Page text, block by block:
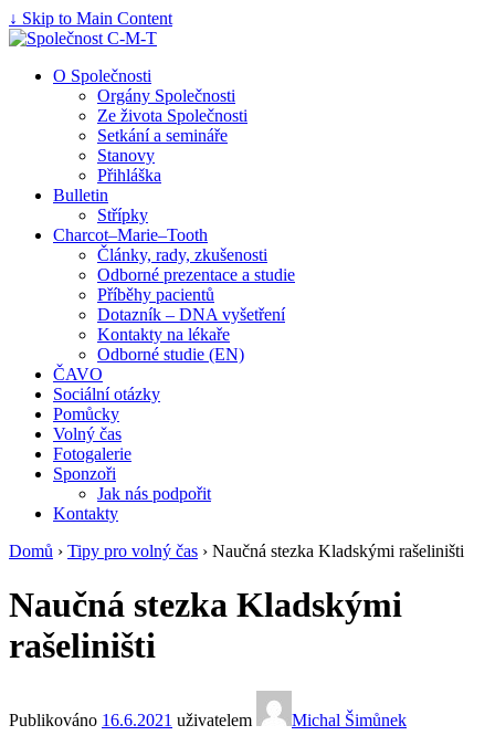
↓ Skip to Main Content
O Společnosti
Orgány Společnosti
Ze života Společnosti
Setkání a semináře
Stanovy
Přihláška
Bulletin
Střípky
Charcot–Marie–Tooth
Články, rady, zkušenosti
Odborné prezentace a studie
Příběhy pacientů
Dotazník – DNA vyšetření
Kontakty na lékaře
Odborné studie (EN)
ČAVO
Sociální otázky
Pomůcky
Volný čas
Fotogalerie
Sponzoři
Jak nás podpořit
Kontakty
Domů › Tipy pro volný čas › Naučná stezka Kladskými rašeliništi
Naučná stezka Kladskými
rašeliništi
Publikováno 16.6.2021 uživatelem
Michal Šimůnek